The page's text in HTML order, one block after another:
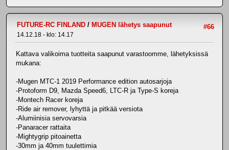
#66
FUTURE-RC FINLAND / MUGEN lähetys saapunut
14.12.18 - klo: 14.17
Kattava valikoima tuotteita saapunut varastoomme, lähetyksissä
mukana:
-Mugen MTC-1 2019 Performance edition autosarjoja
-Protoform D9, Mazda Speed6, LTC-R ja Type-S koreja
-Montech Racer koreja
-Ride air remover, lyhyttä ja pitkää versiota
-Alumiinisia servovarsia
-Panaracer rattaita
-Mightygrip pitoainetta
-30mm ja 40mm tuulettimia